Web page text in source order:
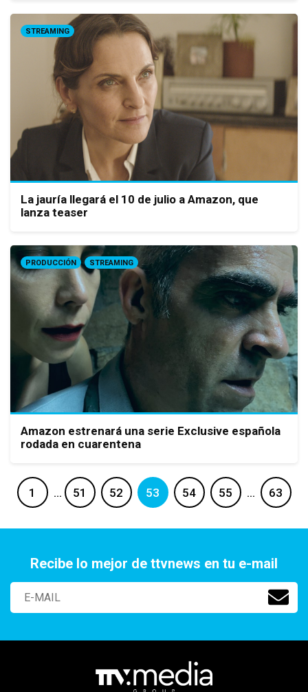
STREAMING
La jauría llegará el 10 de julio a Amazon, que
lanza teaser
PRODUCCIÓN STREAMING
Amazon estrenará una serie Exclusive española
rodada en cuarentena
1 … 51 52 53 54 55 … 63
Recibe lo mejor de ttvnews en tu e-mail